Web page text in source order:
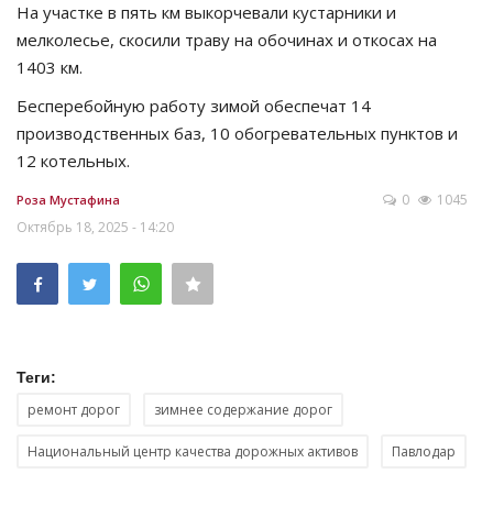
На участке в пять км выкорчевали кустарники и
мелколесье, скосили траву на обочинах и откосах на
1403 км.
Бесперебойную работу зимой обеспечат 14
производственных баз, 10 обогревательных пунктов и
12 котельных.
Роза Мустафина
Октябрь 18, 2025 - 14:20
0 1045
Теги:
ремонт дорог зимнее содержание дорог
Национальный центр качества дорожных активов Павлодар